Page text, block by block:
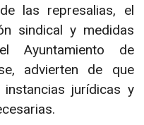
las represalias, el
sindical y medidas
Ayuntamiento de
advierten de que
jurídicas y